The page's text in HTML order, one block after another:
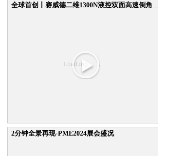
2分钟全景再现-PME2024展会盛况